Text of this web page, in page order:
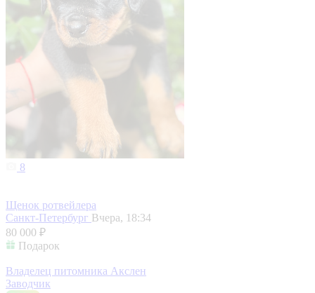
8
Щенок ротвейлера
Санкт-Петербург Вчера, 18:34
80 000 ₽
Подарок
Владелец питомника Акслен
Заводчик